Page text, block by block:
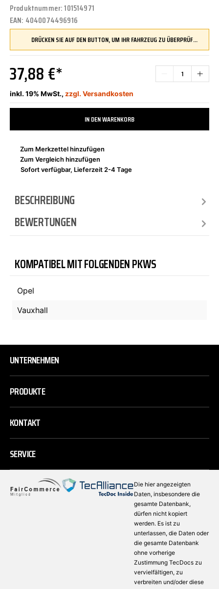
Produktnummer:101514971
EAN: 4040074496916
DRÜCKEN SIE AUF DEN BUTTON, UM IHR FAHRZEUG ZU ÜBERPRÜFEN UND SICHERZUSTELLEN, DASS DIESES TEIL KOMPATIBEL IST, BEVOR SIE ES BESTELLEN
37,88 €*
inkl. 19% MwSt., zzgl. Versandkosten
IN DEN WARENKORB
Zum Merkzettel hinzufügen
Zum Vergleich hinzufügen
Sofort verfügbar, Lieferzeit 2-4 Tage
BESCHREIBUNG
BEWERTUNGEN
KOMPATIBEL MIT FOLGENDEN PKWS
Opel
Vauxhall
UNTERNEHMEN
PRODUKTE
KONTAKT
SERVICE
Die hier angezeigten
Daten, insbesondere die
gesamte Datenbank,
dürfen nicht kopiert
werden. Es ist zu
unterlassen, die Daten oder
die gesamte Datenbank
ohne vorherige
Zustimmung TecDocs zu
vervielfältigen, zu
verbreiten und/oder diese